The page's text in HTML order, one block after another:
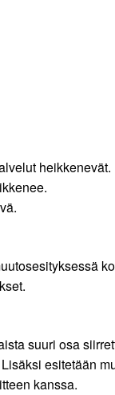
heikkenevät.
suuri osa
esitetään
kanssa.